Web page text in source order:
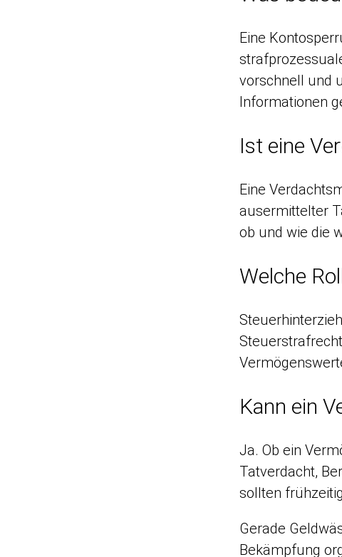
Eine
vorschnell und
Informationen
Ist eine
Eine
ausermittelter
ob und wie die
Welche
Kann ein
Ja. Ob ein
Tatverdacht,
sollten
Gerade
Bekämpfung